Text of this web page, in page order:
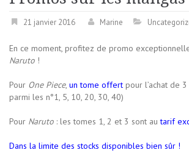
21 janvier 2016 Marine
En ce moment, profitez de promo
Naruto !
Pour One Piece, un tome offert pour l’achat de
parmi les n°1, 5, 10, 20, 30, 40)
Pour Naruto : les tomes 1, 2 et 3 sont autarif
Dans la limite des stocks disponibles bien sûr !